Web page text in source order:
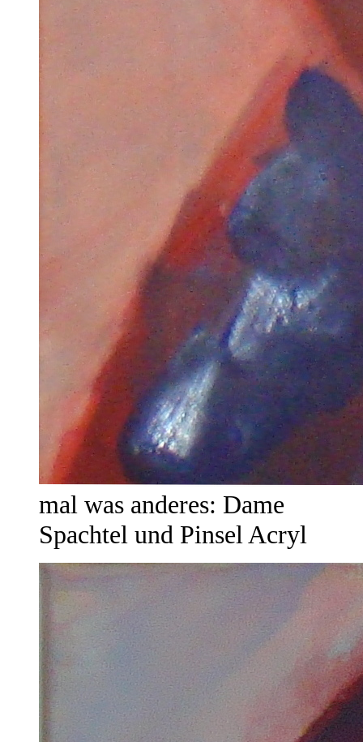
mal was anderes: Dame
Spachtel und Pinsel Acryl